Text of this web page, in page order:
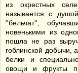
из окрестных
называется с
''бельчат'',
новенькими из
пошла не раз
гоблинской добычи,
белки и
овощи и фрукты